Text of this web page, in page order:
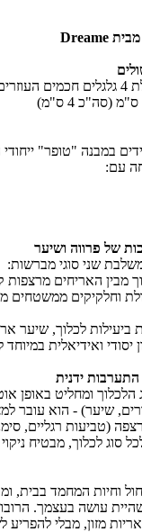
עם:
מבין האריחים
שיער ארוך עד 30 ס"מ,
שיער) - הוא עובר
(טביעות רגליים,
סוג לכלוך, מבטיח
וחיות המחמד בבית,
שהיית עושה בעצמך.
מזון, מבלי